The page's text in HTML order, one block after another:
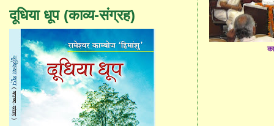
दूधिया धूप (काव्य-संग्रह)